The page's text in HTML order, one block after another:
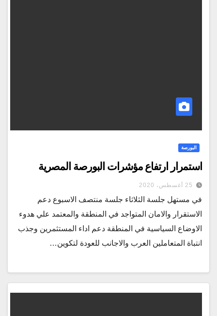
البورصة
استمرار ارتفاع مؤشرات البورصة المصرية
25 أغسطس، 2020
في مستهل جلسة الثلاثاء جلسة منتصف الاسبوع دعم
الاستقرار والامان المتواجد في المنطقة والمعتمد علي هدوء
الاوضاع السياسية في المنطقة دعم اداء المستثمرين وجذب
انتباة المتعاملين العرب والاجانب للعودة لتكوين…